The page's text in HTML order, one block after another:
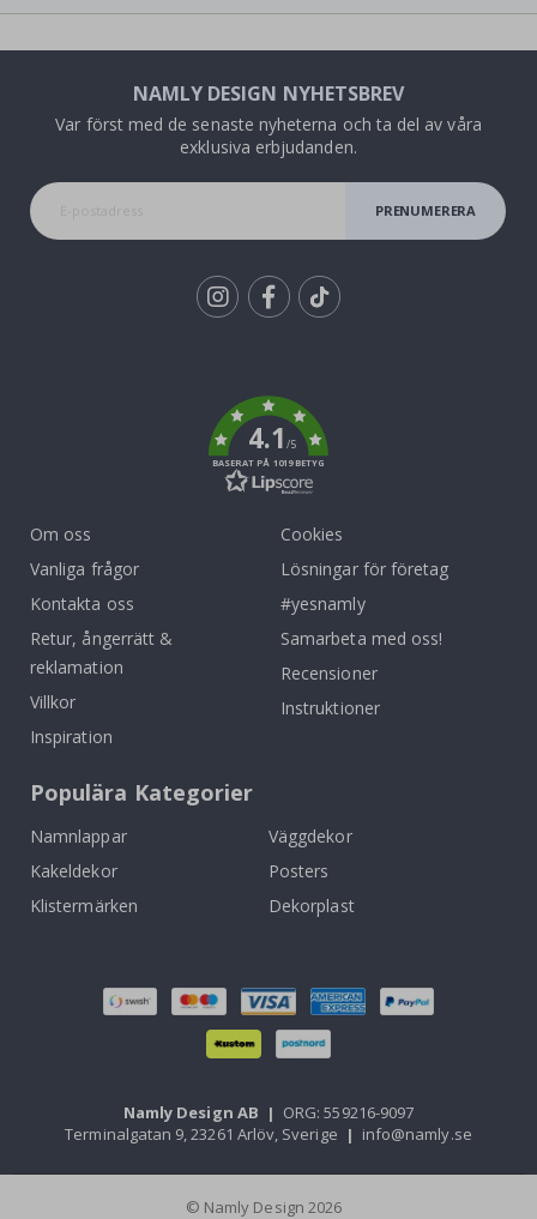
NAMLY DESIGN NYHETSBREV
Var först med de senaste nyheterna och ta del av våra
exklusiva erbjudanden.
PRENUMERERA
4.1/5
BASERAT PÅ 1019 BETYG
Om oss
Vanliga frågor
Kontakta oss
Retur, ångerrätt &
reklamation
Villkor
Inspiration
Cookies
Lösningar för företag
#yesnamly
Samarbeta med oss!
Recensioner
Instruktioner
Populära Kategorier
Namnlappar
Väggdekor
Kakeldekor
Posters
Klistermärken
Dekorplast
Namly Design AB | ORG: 559216-9097
Terminalgatan 9, 23261 Arlöv, Sverige | info@namly.se
© Namly Design 2026